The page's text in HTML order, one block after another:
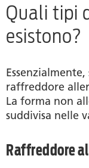
Quali tipi
esistono?
raffreddore
La forma non
suddivisa nelle
Raffreddore